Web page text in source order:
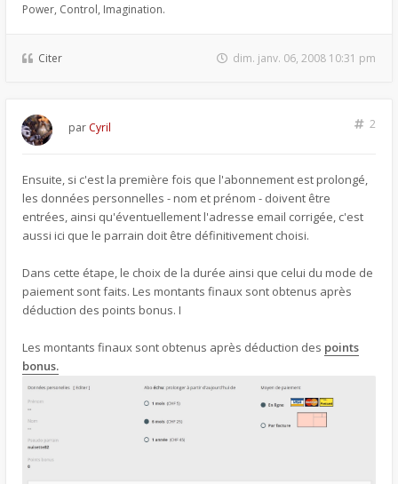
Power, Control, Imagination.
Citer dim. janv. 06, 2008 10:31 pm
2
par Cyril
Ensuite, si c'est la première fois que l'abonnement est prolongé,
les données personnelles - nom et prénom - doivent être
entrées, ainsi qu'éventuellement l'adresse email corrigée, c'est
aussi ici que le parrain doit être définitivement choisi.
Dans cette étape, le choix de la durée ainsi que celui du mode de
paiement sont faits. Les montants finaux sont obtenus après
déduction des points bonus. I
Les montants finaux sont obtenus après déduction des points
bonus.